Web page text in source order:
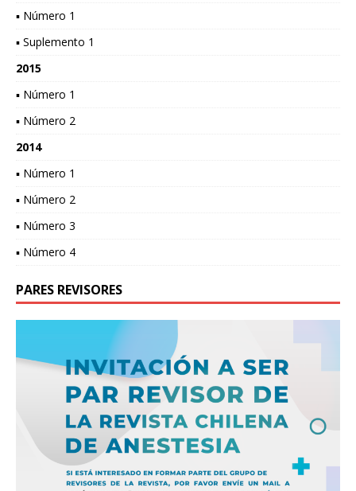
▪ Número 1
▪ Suplemento 1
2015
▪ Número 1
▪ Número 2
2014
▪ Número 1
▪ Número 2
▪ Número 3
▪ Número 4
PARES REVISORES